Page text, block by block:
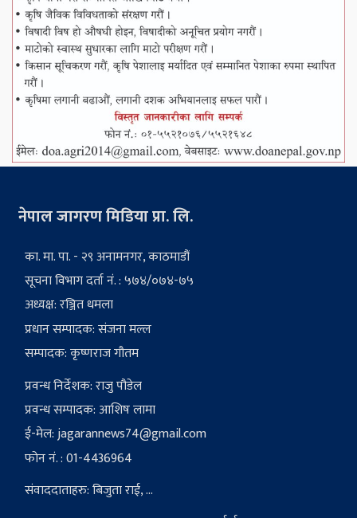
नेपाल जागरण मिडिया प्रा. लि.
का. मा. पा. - २९ अनामनगर, काठमाडौं
सूचना विभाग दर्ता नं. : ५७४/०७४-७५
अध्यक्ष: रञ्जित धमला
प्रधान सम्पादक: संजना मल्ल
सम्पादक: कृष्णराज गौतम
प्रवन्ध निर्देशक: राजु पौडेल
प्रवन्ध सम्पादक: आशिष लामा
ई-मेल:jagarannews74@gmail.com
फोन नं. : 01-4436964
संवाददाताहरु: बिजुता राई, ...